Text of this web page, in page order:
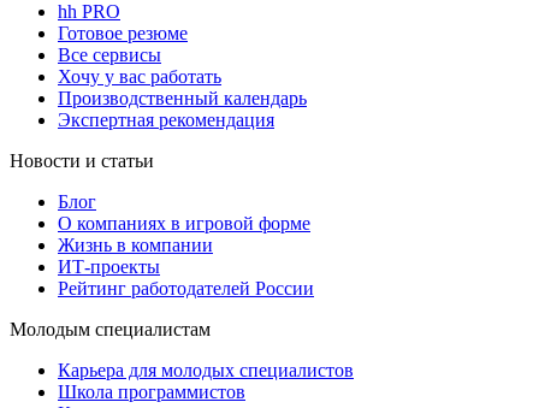
hh PRO
Готовое резюме
Все сервисы
Хочу у вас работать
Производственный календарь
Экспертная рекомендация
Новости и статьи
Блог
О компаниях в игровой форме
Жизнь в компании
ИТ-проекты
Рейтинг работодателей России
Молодым специалистам
Карьера для молодых специалистов
Школа программистов